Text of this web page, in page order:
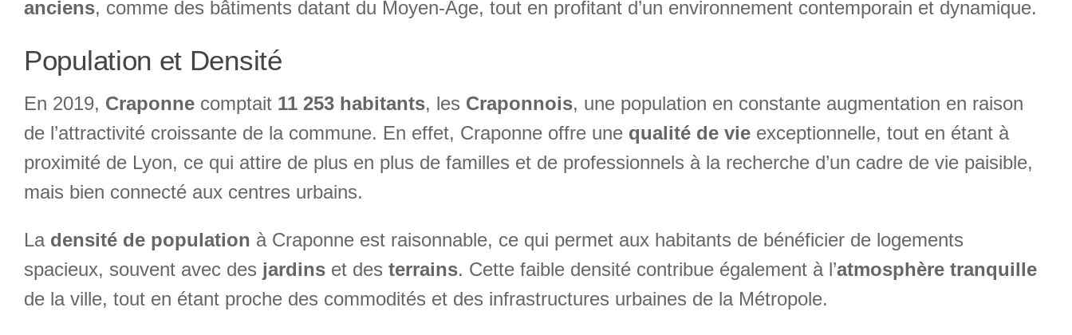
anciens, comme des bâtiments datant du Moyen-Âge, tout en profitant d’un environnement contemporain et dynamique.
Population et Densité
En 2019, Craponne comptait 11 253 habitants, les Craponnois, une population en constante augmentation en raison
de l’attractivité croissante de la commune. En effet, Craponne offre une qualité de vie exceptionnelle, tout en étant à
proximité de Lyon, ce qui attire de plus en plus de familles et de professionnels à la recherche d’un cadre de vie paisible,
mais bien connecté aux centres urbains.
La densité de population à Craponne est raisonnable, ce qui permet aux habitants de bénéficier de logements
spacieux, souvent avec des jardins et des terrains. Cette faible densité contribue également à l’atmosphère tranquille
de la ville, tout en étant proche des commodités et des infrastructures urbaines de la Métropole.